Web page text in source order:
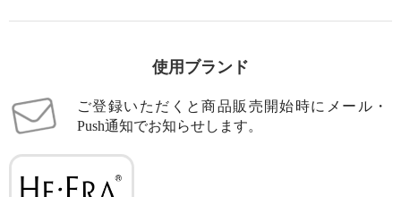
使用ブランド
ご登録いただくと商品販売開始時にメール・
Push通知でお知らせします。